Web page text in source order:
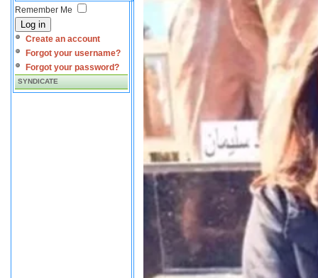
Remember Me
Log in
Create an account
Forgot your username?
Forgot your password?
SYNDICATE